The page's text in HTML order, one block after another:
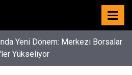
Yeni Dönem: Merkezi Borsalar
Yükseliyor